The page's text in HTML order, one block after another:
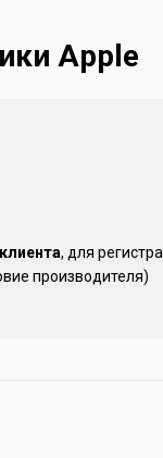
Apple
, для
производителя)